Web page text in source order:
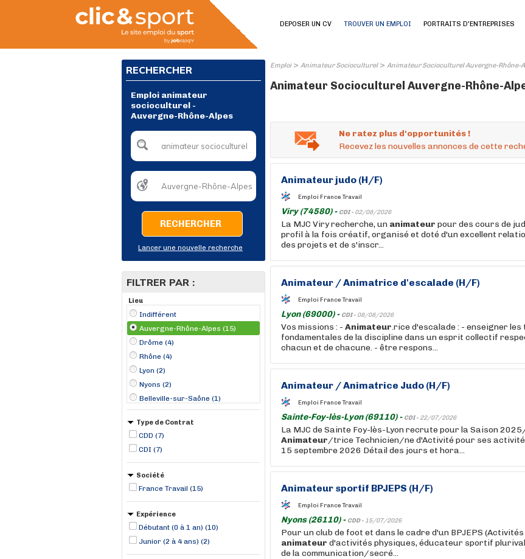
DEPOSER UN CV TROUVER UN EMPLOI PORTRAITS D'ENTREPRISES
RECHERCHER
Emploi animateur
socioculturel -
Auvergne-Rhône-Alpes
RECHERCHER
Lancer une nouvelle recherche
FILTRER PAR :
Lieu
Indifférent
Auvergne-Rhône-Alpes (15)
Drôme (4)
Rhône (4)
Lyon (2)
Nyons (2)
Belleville-sur-Saône (1)
Die (1)
Nivolas-Vermelle (1)
Prémeyzel (1)
Saint-Donat-sur-l'Herbasse (1)
Type de Contrat
CDD (7)
CDI (7)
Société
France Travail (15)
Expérience
Débutant (0 à 1 an) (10)
Junior (2 à 4 ans) (2)
Emploi> Animateur Socioculturel> Animateur Socioculturel Auvergne-Rhône-
Animateur Socioculturel Auvergne-Rhône-
Ne ratez plus d'opportunités !
Recevez les nouvelles annonces de cette
Animateur judo (H/F)
Emploi France Travail
Viry (74580) - CDI - 02/08/2026
La MJC Viry recherche, un animateur pour des cours de
profil à la fois créatif, organisé et doté d'un excellent
des projets et de s'inscr...
Animateur / Animatrice d'escalade (H/F)
Emploi France Travail
Lyon (69000) - CDI - 08/08/2026
Vos missions : - Animateur.rice d'escalade : - enseigner les
fondamentales de la discipline dans un esprit collectif
chacun et de chacune. - être respons...
Animateur / Animatrice Judo (H/F)
Emploi France Travail
Sainte-Foy-lès-Lyon (69110) - CDI - 22/07/2026
La MJC de Sainte Foy-lès-Lyon recrute pour la Saison
Animateur/trice Technicien/ne d'Activité pour ses
15 septembre 2026 Détail des jours et hora...
Animateur sportif BPJEPS (H/F)
Emploi France Travail
Nyons (26110) - CDD - 15/07/2026
Pour un club de foot et dans le cadre d'un BPJEPS
animateur d'activités physiques, éducateur sportif
de la communication/secré...